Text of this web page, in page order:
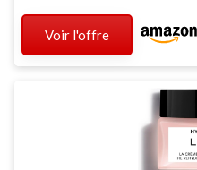
Voir l'offre